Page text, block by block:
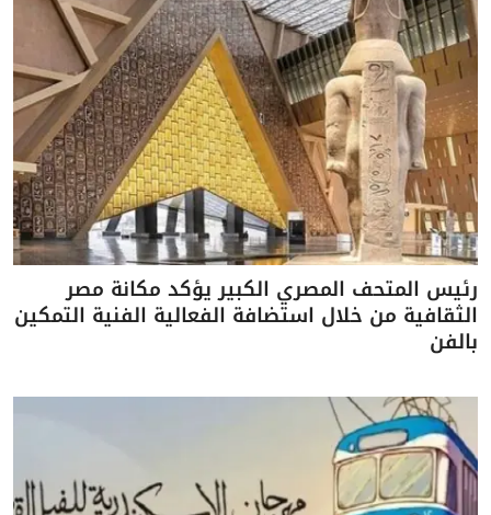
رئيس المتحف المصري الكبير يؤكد مكانة مصر
الثقافية من خلال استضافة الفعالية الفنية التمكين
بالفن